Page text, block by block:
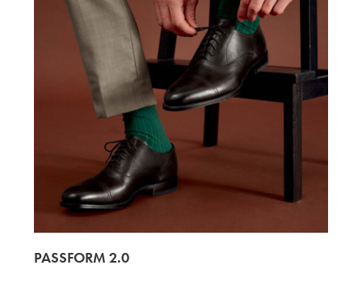
PASSFORM 2.0